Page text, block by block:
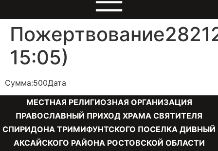
15:05)
Сумма:500Дата
МЕСТНАЯ РЕЛИГИОЗНАЯ ОРГАНИЗАЦИЯ
ПРАВОСЛАВНЫЙ ПРИХОД ХРАМА СВЯТИТЕЛЯ
СПИРИДОНА ТРИМИФУНТСКОГО ПОСЕЛКА ДИВНЫЙ
АКСАЙСКОГО РАЙОНА РОСТОВСКОЙ ОБЛАСТИ